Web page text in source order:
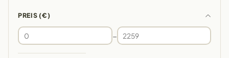
PREIS (€)
–